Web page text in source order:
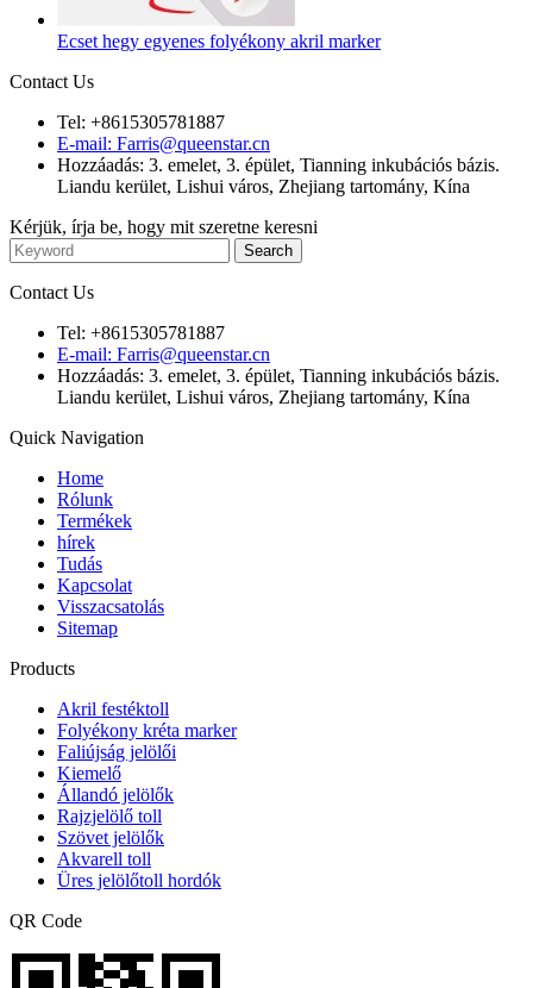
Ecset hegy egyenes folyékony akril marker
Contact Us
Tel: +8615305781887
E-mail: Farris@queenstar.cn
Hozzáadás: 3. emelet, 3. épület, Tianning inkubációs bázis.
Liandu kerület, Lishui város, Zhejiang tartomány, Kína
Kérjük, írja be, hogy mit szeretne keresni
Contact Us
Tel: +8615305781887
E-mail: Farris@queenstar.cn
Hozzáadás: 3. emelet, 3. épület, Tianning inkubációs bázis.
Liandu kerület, Lishui város, Zhejiang tartomány, Kína
Quick Navigation
Home
Rólunk
Termékek
hírek
Tudás
Kapcsolat
Visszacsatolás
Sitemap
Products
Akril festéktoll
Folyékony kréta marker
Faliújság jelölői
Kiemelő
Állandó jelölők
Rajzjelölő toll
Szövet jelölők
Akvarell toll
Üres jelölőtoll hordók
QR Code